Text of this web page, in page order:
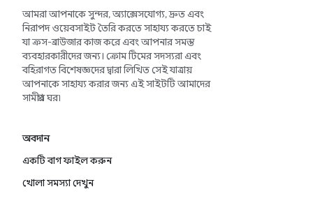
আমরা আপনাকে সুন্দর, অ্যাক্সেসযোগ্য, দ্রুত এবং
নিরাপদ ওয়েবসাইট তৈরি করতে সাহায্য করতে চাই
যা ক্রস-ব্রাউজার কাজ করে এবং আপনার সমস্ত
ব্যবহারকারীদের জন্য। ক্রোম টিমের সদস্যরা এবং
বহিরাগত বিশেষজ্ঞদের দ্বারা লিখিত সেই যাত্রায়
আপনাকে সাহায্য করার জন্য এই সাইটটি আমাদের
সামগ্রীর ঘর৷
অবদান
একটি বাগ ফাইল করুন
খোলা সমস্যা দেখুন